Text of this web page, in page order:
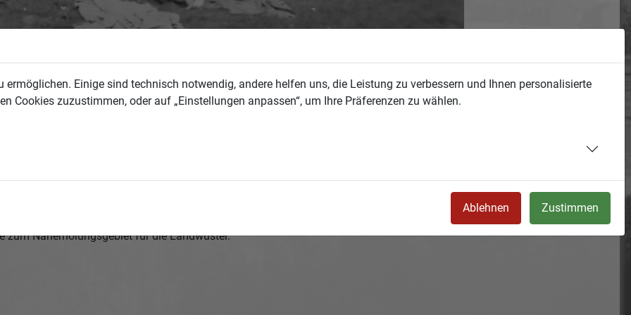
Haarmühlteichs
zum Naherholungsgebiet für die Landwüster.
ermöglichen. Einige sind technisch notwendig, andere helfen uns, die Leistung zu verbessern und Ihnen personalisierte
Cookies zuzustimmen, oder auf „Einstellungen anpassen“, um Ihre Präferenzen zu wählen.
Ablehnen Zustimmen